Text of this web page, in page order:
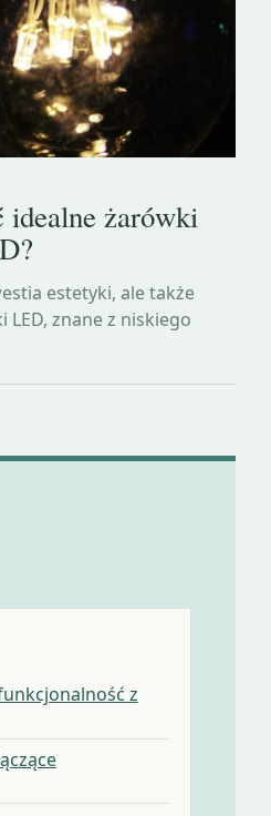
idealne żarówki
estetyki, ale także
znane z niskiego
z